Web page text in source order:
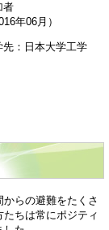
者
年06月）
先：日本大学工学
らの避難をたくさ
ちは常にポジティ